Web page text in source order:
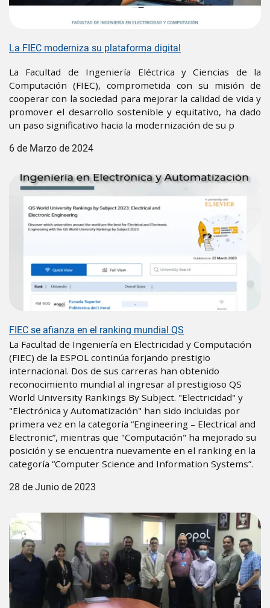
La FIEC moderniza su plataforma digital
La Facultad de Ingeniería Eléctrica y Ciencias de la
Computación (FIEC), comprometida con su misión de
cooperar con la sociedad para mejorar la calidad de vida y
promover el desarrollo sostenible y equitativo, ha dado
un paso significativo hacia la modernización de su p
6 de Marzo de 2024
Image
FIEC se afianza en el ranking mundial QS
La Facultad de Ingeniería en Electricidad y Computación
(FIEC) de la ESPOL continúa forjando prestigio
internacional. Dos de sus carreras han obtenido
reconocimiento mundial al ingresar al prestigioso QS
World University Rankings By Subject. "Electricidad" y
"Electrónica y Automatización" han sido incluidas por
primera vez en la categoría “Engineering – Electrical and
Electronic”, mientras que "Computación" ha mejorado su
posición y se encuentra nuevamente en el ranking en la
categoría “Computer Science and Information Systems”.
28 de Junio de 2023
Image